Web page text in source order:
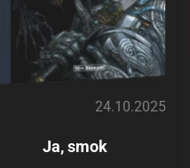
24.10.2025
Ja, smok